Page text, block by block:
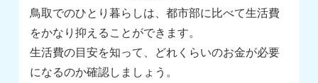
鳥取でのひとり暮らしは、都市部に比べて生活費
をかなり抑えることができます。
生活費の目安を知って、どれくらいのお金が必要
になるのか確認しましょう。